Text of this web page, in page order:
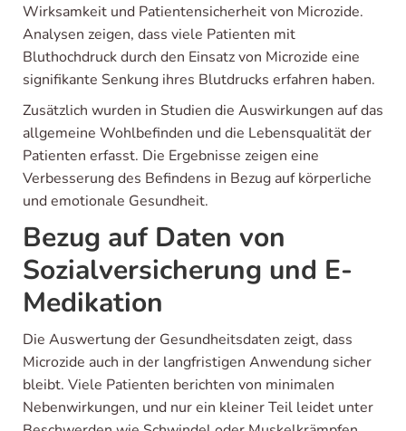
Wirksamkeit und Patientensicherheit von Microzide.
Analysen zeigen, dass viele Patienten mit
Bluthochdruck durch den Einsatz von Microzide eine
signifikante Senkung ihres Blutdrucks erfahren haben.
Zusätzlich wurden in Studien die Auswirkungen auf das
allgemeine Wohlbefinden und die Lebensqualität der
Patienten erfasst. Die Ergebnisse zeigen eine
Verbesserung des Befindens in Bezug auf körperliche
und emotionale Gesundheit.
Bezug auf Daten von
Sozialversicherung und E-
Medikation
Die Auswertung der Gesundheitsdaten zeigt, dass
Microzide auch in der langfristigen Anwendung sicher
bleibt. Viele Patienten berichten von minimalen
Nebenwirkungen, und nur ein kleiner Teil leidet unter